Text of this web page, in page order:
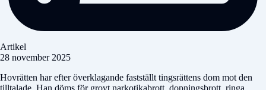
Artikel
28 november 2025
Hovrätten har efter överklagande fastställt tingsrättens dom mot den